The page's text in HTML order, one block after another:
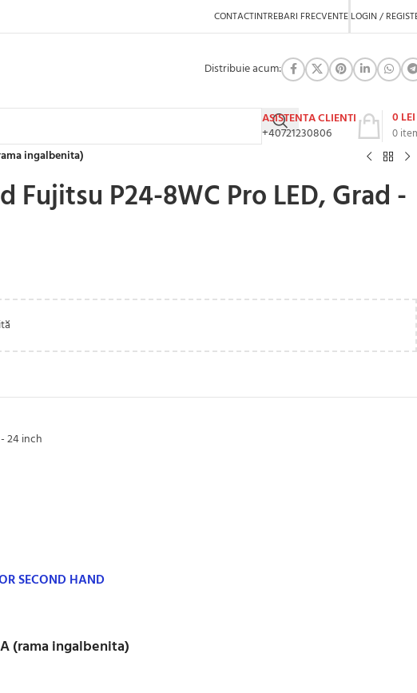
CONTACTINTREBARI FRECVENTE LOGIN /
Distribuie acum:
ASISTENTA CLIENTI
+40721230806
0
0 LEI
ingalbenita)
Fujitsu P24-8WC Pro LED, Grad -
24 inch
SECOND HAND
(rama ingalbenita)